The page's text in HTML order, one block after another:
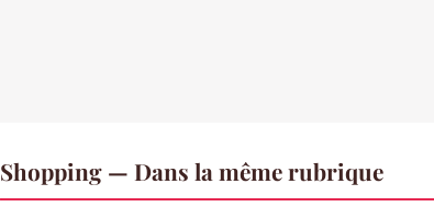
Shopping — Dans la même rubrique